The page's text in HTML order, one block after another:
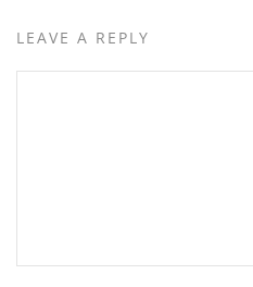
LEAVE A REPLY